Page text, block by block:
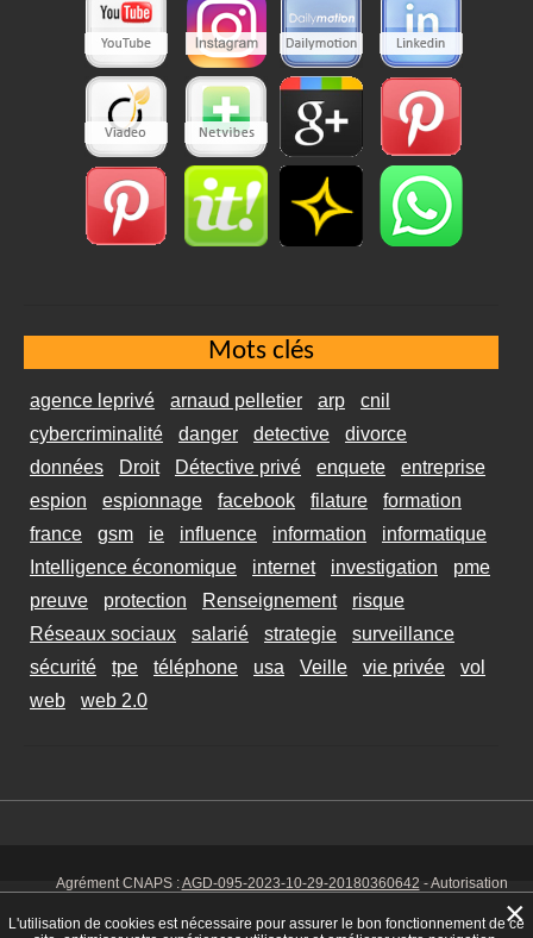
Mots clés
agence leprivé arnaud pelletier arp
cnil
cybercriminalité
danger detective
divorce
données
Droit Détective privé enquete
entreprise
espion
espionnage facebook filature
formation
france
gsm ie influence information
informatique
Intelligence économique
internet investigation
pme
preuve
protection Renseignement
risque
Réseaux sociaux
salarié strategie
surveillance
sécurité
tpe téléphone usa Veille vie privée
vol
web
web 2.0
Agrément CNAPS :AGD-095-2023-10-29-20180360642 - Autorisation
925 00038 - Code NAF 8030 Z -Mentions Légales-CookiesTél. : 06 14
L'utilisation de cookies est nécessaire pour assurer le bon fonctionnement de ce
×